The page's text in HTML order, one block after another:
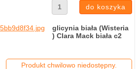
glicynia biała (Wisteria
) Clara Mack biała c2
Produkt chwilowo niedostępny.